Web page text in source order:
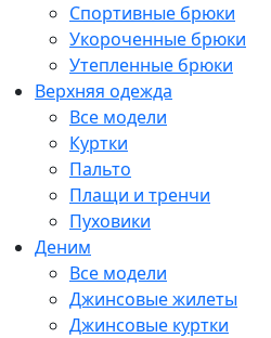
Спортивные брюки
Укороченные брюки
Утепленные брюки
Верхняя одежда
Все модели
Куртки
Пальто
Плащи и тренчи
Пуховики
Деним
Все модели
Джинсовые жилеты
Джинсовые куртки